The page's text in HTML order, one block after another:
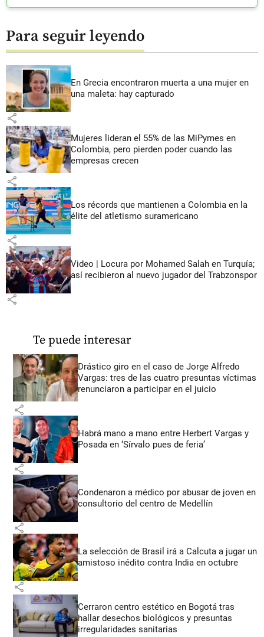
Para seguir leyendo
En Grecia encontraron muerta a una mujer en
una maleta: hay capturado
share
Mujeres lideran el 55% de las MiPymes en
Colombia, pero pierden poder cuando las
empresas crecen
share
Los récords que mantienen a Colombia en la
élite del atletismo suramericano
share
Video | Locura por Mohamed Salah en Turquía;
así recibieron al nuevo jugador del Trabzonspor
share
Te puede interesar
Drástico giro en el caso de Jorge Alfredo
Vargas: tres de las cuatro presuntas víctimas
renunciaron a participar en el juicio
share
Habrá mano a mano entre Herbert Vargas y
Posada en ‘Sírvalo pues de feria’
share
Condenaron a médico por abusar de joven en
consultorio del centro de Medellín
share
La selección de Brasil irá a Calcuta a jugar un
amistoso inédito contra India en octubre
share
Cerraron centro estético en Bogotá tras
hallar desechos biológicos y presuntas
irregularidades sanitarias